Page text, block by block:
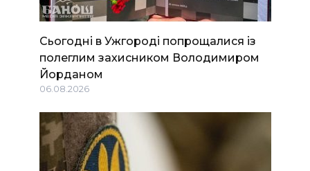
Сьогодні в Ужгороді попрощалися із
полеглим захисником Володимиром
Йорданом
06.08.2026